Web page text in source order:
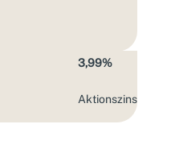
3,99%
Aktions­zins